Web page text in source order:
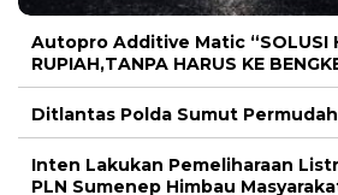
Autopro Additive Matic “SOLUSI
RUPIAH,TANPA HARUS KE
Ditlantas Polda Sumut
Inten Lakukan Pemeliharaan
PLN Sumenep Himbau